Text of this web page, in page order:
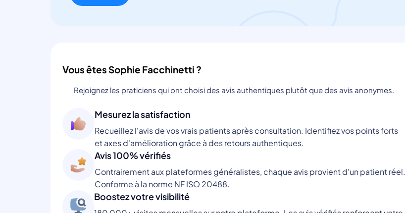
Vous êtes Sophie Facchinetti ?
Rejoignez les praticiens qui ont choisi des avis authentiques plutôt que des avis anonymes.
Mesurez la satisfaction
Recueillez l'avis de vos vrais patients après consultation. Identifiez vos points forts
et axes d'amélioration grâce à des retours authentiques.
Avis 100% vérifiés
Contrairement aux plateformes généralistes, chaque avis provient d'un patient réel.
Conforme à la norme NF ISO 20488.
Boostez votre visibilité